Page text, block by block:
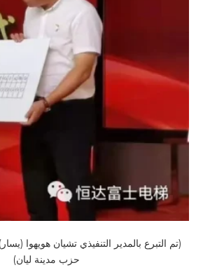
(تم التبرع بالمدير التنفيذي تشيان هويهوا
حزب مدينة ليان)